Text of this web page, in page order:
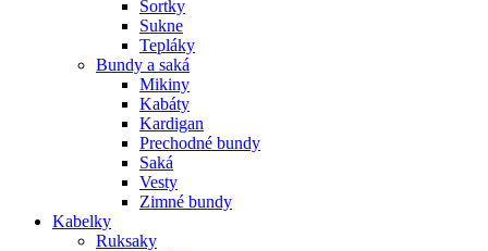
Šortky
Sukne
Tepláky
Bundy a saká
Mikiny
Kabáty
Kardigan
Prechodné bundy
Saká
Vesty
Zimné bundy
Kabelky
Ruksaky